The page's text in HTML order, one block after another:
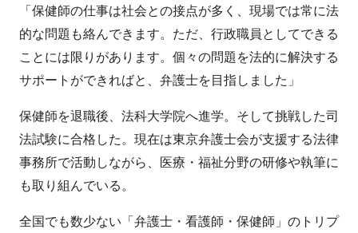
「保健師の仕事は社会との接点が多く、現場では常に法
的な問題も絡んできます。ただ、行政職員としてできる
ことには限りがあります。個々の問題を法的に解決する
サポートができればと、弁護士を目指しました」
保健師を退職後、法科大学院へ進学。そして挑戦した司
法試験に合格した。現在は東京弁護士会が支援する法律
事務所で活動しながら、医療・福祉分野の研修や執筆に
も取り組んでいる。
全国でも数少ない「弁護士・看護師・保健師」のトリプ